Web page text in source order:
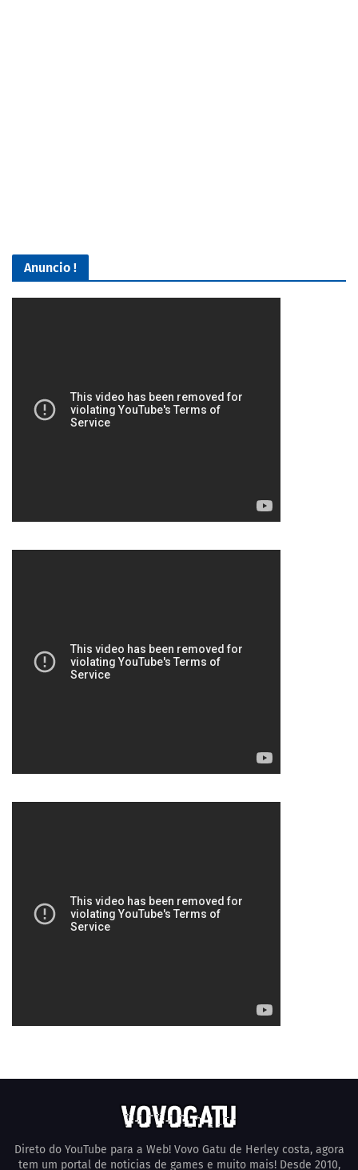
Anuncio !
Direto do YouTube para a Web! Vovo Gatu de Herley costa, agora
tem um portal de noticias de games e muito mais! Desde 2010,